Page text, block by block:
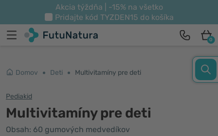
Akcia týždňa | -15% na všetko
Pridajte kód TYZDEN15 do košíka
0
Domov Deti Multivitamíny pre deti
Pediakid
Multivitamíny pre deti
Obsah: 60 gumových medvedíkov